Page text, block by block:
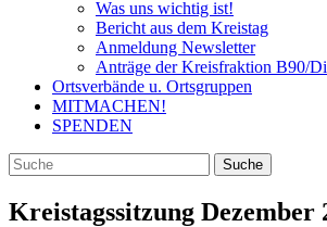
Was uns wichtig ist!
Bericht aus dem Kreistag
Anmeldung Newsletter
Anträge der Kreisfraktion B90/
Ortsverbände u. Ortsgruppen
MITMACHEN!
SPENDEN
Kreistagssitzung Dezember